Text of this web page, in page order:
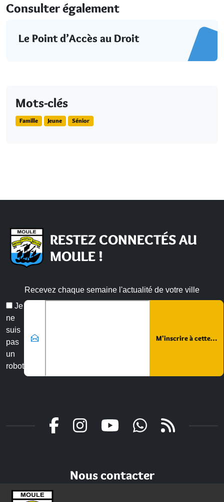
Consulter également
Le Point d’Accès au Droit
Mots-clés
Famille Jeune Sénior
RESTEZ CONNECTÉS AU
MOULE !
Recevez chaque semaine l'actualité de votre ville
Je
ne
suis
pas
un
robot
Veuillez laisser ce champ vide :
Email
Nous contacter